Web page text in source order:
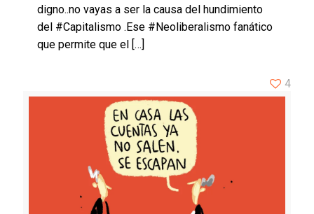
digno..no vayas a ser la causa del hundimiento
del #Capitalismo .Ese #Neoliberalismo fanático
que permite que el
[…]
4